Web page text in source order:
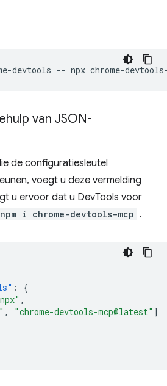
devtools -- npx
van JSON-
de configuratiesleutel
voegt u deze vermelding
u ervoor dat u DevTools voor
npm i chrome-devtools-mcp .
:
{
,
, "chrome-devtools-mcp@latest" ]